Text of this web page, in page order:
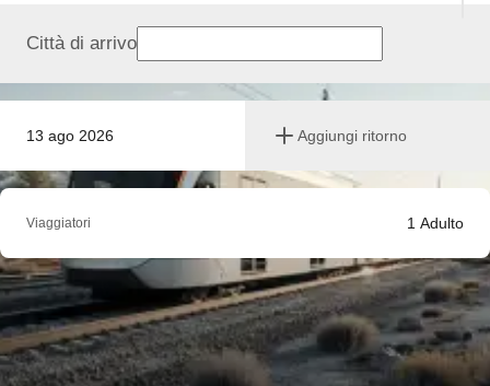
13 ago 2026 Aggiungi ritorno
Città di arrivo
Viaggiatori 1 Adulto